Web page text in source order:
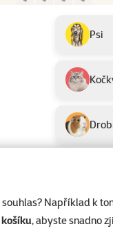
Například k
, abyste snadno
Podkategorie
Psi
1
Fialová